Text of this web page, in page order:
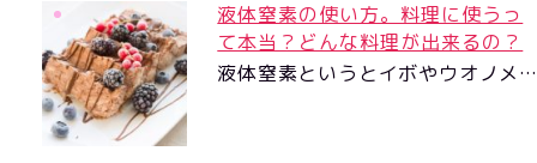
液体窒素の使い方。料理に使うっ
て本当？どんな料理が出来るの？
液体窒素というとイボやウオノメ